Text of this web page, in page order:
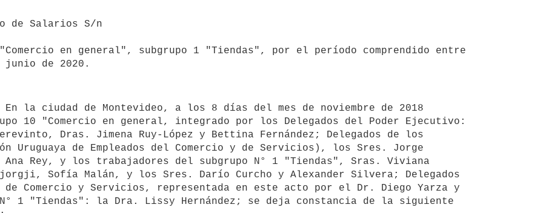
en general", subgrupo 1 "Tiendas", por el período comprendido entre
de 2020.